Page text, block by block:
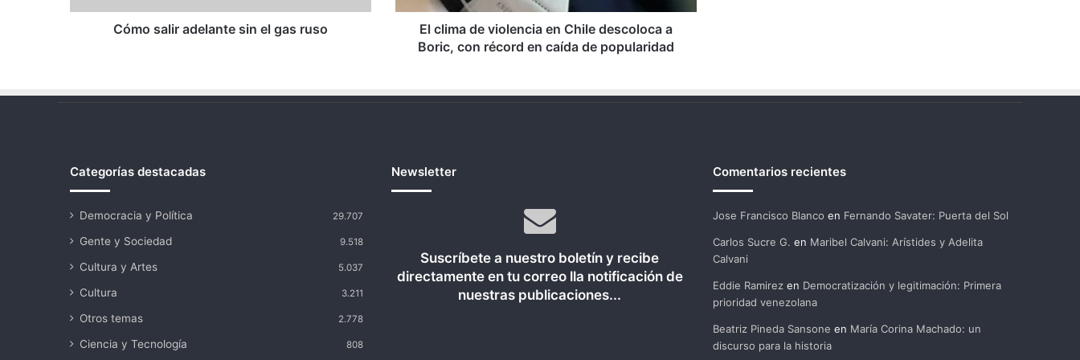
Cómo salir adelante sin el gas ruso
Boric,
récord
de
El clima de violencia en Chile descoloca a
Boric, con récord en caída de popularidad
Categorías destacadas
Democracia y Política 29.707
Gente y Sociedad 9.518
Cultura y Artes 5.037
Cultura 3.211
Otros temas 2.778
Ciencia y Tecnología 808
Newsletter
Suscríbete a nuestro boletín y recibe
directamente en tu correo lla notificación de
nuestras publicaciones...
Comentarios recientes
Jose Francisco Blanco en Fernando Savater: Puerta del Sol
Carlos Sucre G. en Maribel Calvani: Arístides y Adelita
Calvani
Eddie Ramirezen Democratización y legitimación: Primera
prioridad venezolana
Beatriz Pineda Sansone en María Corina Machado: un
discurso para la historia